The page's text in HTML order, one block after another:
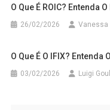
O Que É ROIC? Entenda
26/02/2026 Vanessa
O Que É O IFIX?
03/02/2026 Luigi